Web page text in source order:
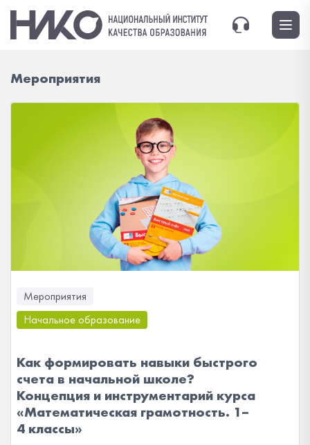
Мероприятия
Мероприятия
Начальное образование
Как формировать навыки быстрого
счета в начальной школе?
Концепция и инструментарий курса
«Математическая грамотность. 1–
4 классы»